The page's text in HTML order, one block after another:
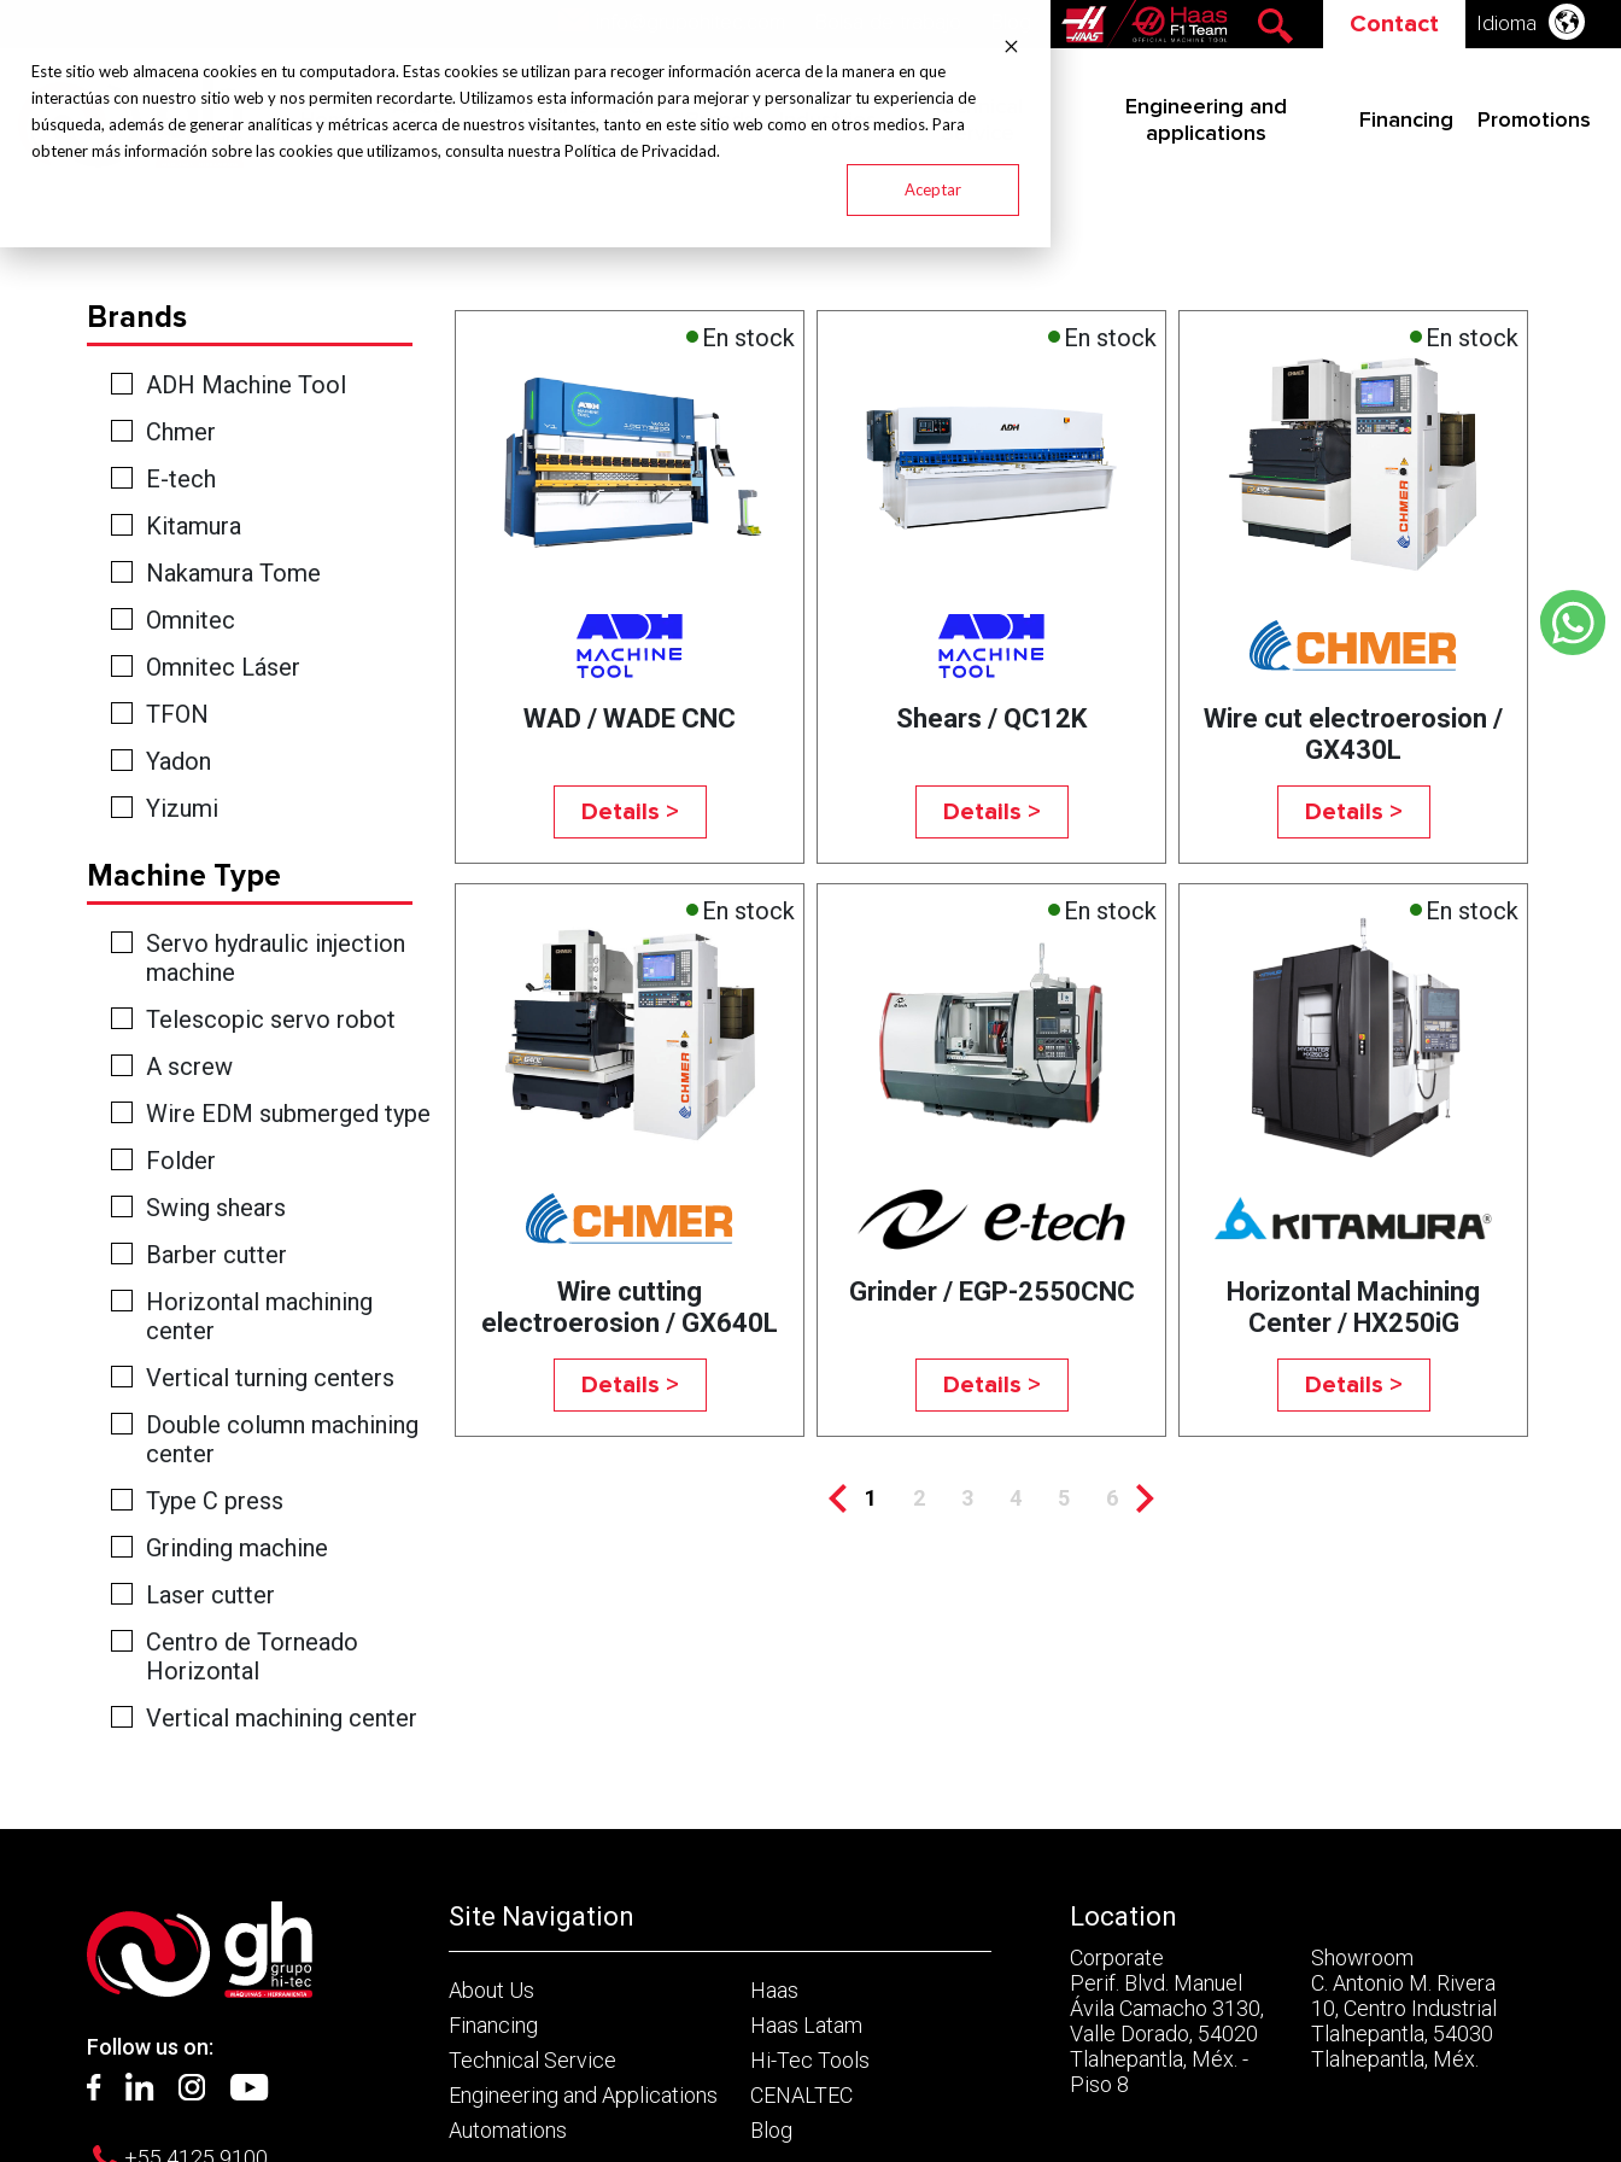
Este sitio web almacena cookies en tu computadora. Estas cookies se utilizan para recoger información acerca de la manera en que
interactúas con nuestro sitio web y nos permiten recordarte. Utilizamos esta información para mejorar y personalizar tu experiencia de
búsqueda, además de generar analíticas y métricas acerca de nuestros visitantes, tanto en este sitio web como en otros medios. Para
obtener más información sobre las cookies que utilizamos, consulta nuestra Política de Privacidad.
Aceptar
Contact Idioma
Home
About
us
Machines and
Tools
Brands Industries
Technical
Service
Engineering and
applications
Financing Promotions
Brands
ADH Machine Tool
Chmer
E-tech
Kitamura
Nakamura Tome
Omnitec
Omnitec Láser
TFON
Yadon
Yizumi
Machine Type
Servo hydraulic injection
machine
Telescopic servo robot
A screw
Wire EDM submerged type
Folder
Swing shears
Barber cutter
Horizontal machining
center
Vertical turning centers
Double column machining
center
Type C press
Grinding machine
Laser cutter
Centro de Torneado
Horizontal
Vertical machining center
WAD / WADE CNC
Details >
Shears / QC12K
Details >
Wire cut electroerosion /
GX430L
Details >
Wire cutting
electroerosion / GX640L
Details >
Grinder / EGP-2550CNC
Details >
Horizontal Machining
Center / HX250iG
Details >
1 2 3 4 5 6
Follow us on:
Site Navigation
About Us
Financing
Technical Service
Engineering and Applications
Automations
Haas
Haas Latam
Hi-Tec Tools
CENALTEC
Blog
Location
Corporate
Perif. Blvd. Manuel
Ávila Camacho 3130,
Valle Dorado, 54020
Tlalnepantla, Méx. -
Piso 8
Showroom
C. Antonio M. Rivera
10, Centro Industrial
Tlalnepantla, 54030
Tlalnepantla, Méx.